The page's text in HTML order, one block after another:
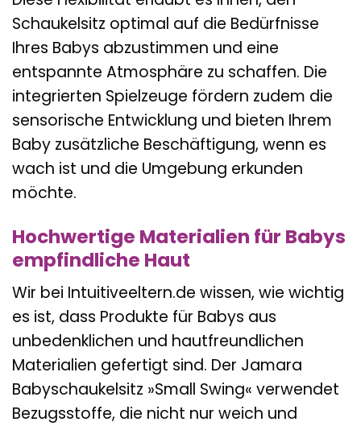
Schaukelsitz optimal auf die Bedürfnisse
Ihres Babys abzustimmen und eine
entspannte Atmosphäre zu schaffen. Die
integrierten Spielzeuge fördern zudem die
sensorische Entwicklung und bieten Ihrem
Baby zusätzliche Beschäftigung, wenn es
wach ist und die Umgebung erkunden
möchte.
Hochwertige Materialien für Babys
empfindliche Haut
Wir bei Intuitiveeltern.de wissen, wie wichtig
es ist, dass Produkte für Babys aus
unbedenklichen und hautfreundlichen
Materialien gefertigt sind. Der Jamara
Babyschaukelsitz »Small Swing« verwendet
Bezugsstoffe, die nicht nur weich und